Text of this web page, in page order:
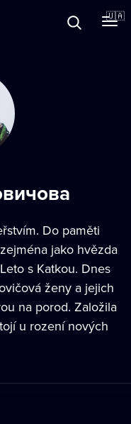
🇺🇦
Do paměti
jako hvězda
s Katkou. Dnes
ženy a jejich
na porod. Založila
u rození nových